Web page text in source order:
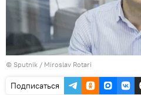
© Sputnik / Miroslav Rotari
Подписаться